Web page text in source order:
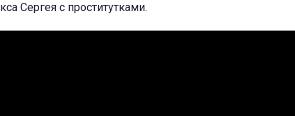
Сергея с проститутками.